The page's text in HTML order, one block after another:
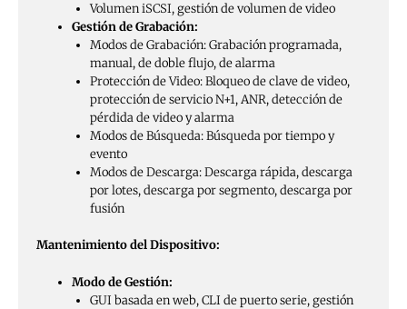
Volumen iSCSI, gestión de volumen de video
Gestión de Grabación:
Modos de Grabación: Grabación programada,
manual, de doble flujo, de alarma
Protección de Video: Bloqueo de clave de video,
protección de servicio N+1, ANR, detección de
pérdida de video y alarma
Modos de Búsqueda: Búsqueda por tiempo y
evento
Modos de Descarga: Descarga rápida, descarga
por lotes, descarga por segmento, descarga por
fusión
Mantenimiento del Dispositivo:
Modo de Gestión:
GUI basada en web, CLI de puerto serie, gestión